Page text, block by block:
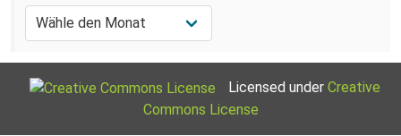
Licensed under Creative
Commons License